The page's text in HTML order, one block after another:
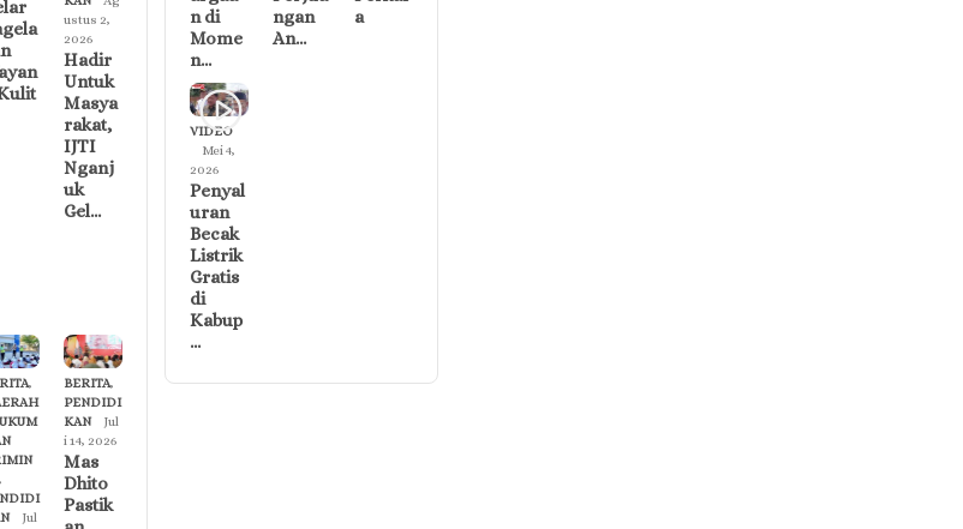
ustus 2,
2026
Hadir
Untuk
Masya
rakat,
IJTI
Nganj
uk
Gel…
,
Jul
BERITA,
PENDIDI
KAN
Jul
i 14, 2026
Mas
Dhito
Pastik
n di
Mome
n…
ngan
An…
a
VIDEO
Mei 4,
2026
Penyal
uran
Becak
Listrik
Gratis
di
Kabup
…